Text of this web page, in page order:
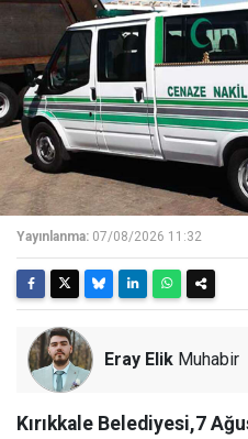
Yayınlanma: 07/08/2026 11:32
Eray Elik Muhabir
Kırıkkale Belediyesi,7